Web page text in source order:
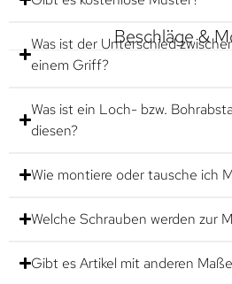
Beschläge &
Was ist der Unterschied
einem Griff?
Was ist ein Loch- bzw.
diesen?
Wie montiere oder tausche ich
Welche Schrauben werden zur
Gibt es Artikel mit anderen